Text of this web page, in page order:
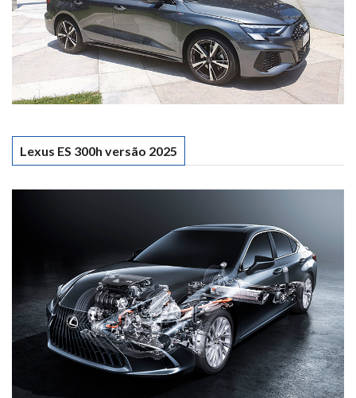
Lexus ES 300h versão 2025